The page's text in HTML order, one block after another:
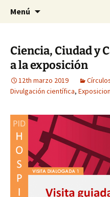
Madrasa
Just another
Menú
Ciencia, Ciudad y
a la exposición
12th marzo 2019
Divulgación científica,